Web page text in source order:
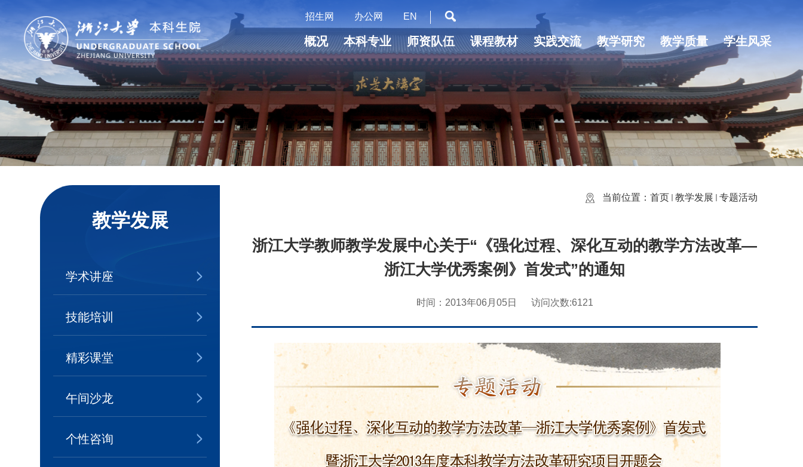
招生网 办公网 EN
概况 本科专业 师资队伍 课程教材 实践交流 教学研究 教学质量 学生风采
教学发展
学术讲座
技能培训
精彩课堂
午间沙龙
个性咨询
当前位置： 首页 教学发展 专题活动
浙江大学教师教学发展中心关于“《强化过程、深化互动的教学方法改革—
浙江大学优秀案例》首发式”的通知
时间：2013年06月05日 访问次数:6121